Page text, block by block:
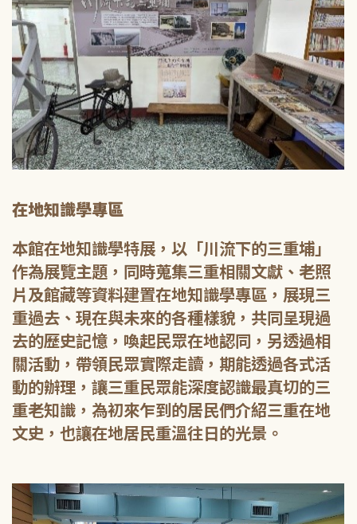
在地知識學專區
本館在地知識學特展，以「川流下的三重埔」
作為展覽主題，同時蒐集三重相關文獻、老照
片及館藏等資料建置在地知識學專區，展現三
重過去、現在與未來的各種樣貌，共同呈現過
去的歷史記憶，喚起民眾在地認同，另透過相
關活動，帶領民眾實際走讀，期能透過各式活
動的辦理，讓三重民眾能深度認識最真切的三
重老知識，為初來乍到的居民們介紹三重在地
文史，也讓在地居民重溫往日的光景。